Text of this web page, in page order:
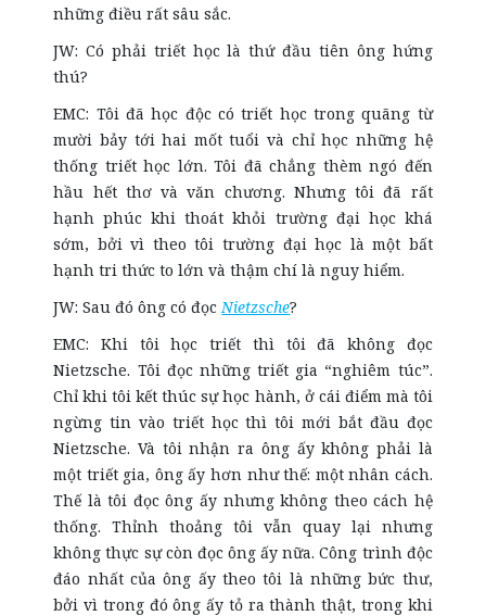
những điều rất sâu sắc.
JW: Có phải triết học là thứ đầu tiên ông hứng
thú?
EMC: Tôi đã học độc có triết học trong quãng từ
mười bảy tới hai mốt tuổi và chỉ học những hệ
thống triết học lớn. Tôi đã chẳng thèm ngó đến
hầu hết thơ và văn chương. Nhưng tôi đã rất
hạnh phúc khi thoát khỏi trường đại học khá
sớm, bởi vì theo tôi trường đại học là một bất
hạnh tri thức to lớn và thậm chí là nguy hiểm.
JW: Sau đó ông có đọcNietzsche?
EMC: Khi tôi học triết thì tôi đã không đọc
Nietzsche. Tôi đọc những triết gia “nghiêm túc”.
Chỉ khi tôi kết thúc sự học hành, ở cái điểm mà tôi
ngừng tin vào triết học thì tôi mới bắt đầu đọc
Nietzsche. Và tôi nhận ra ông ấy không phải là
một triết gia, ông ấy hơn như thế: một nhân cách.
Thế là tôi đọc ông ấy nhưng không theo cách hệ
thống. Thỉnh thoảng tôi vẫn quay lại nhưng
không thực sự còn đọc ông ấy nữa. Công trình độc
đáo nhất của ông ấy theo tôi là những bức thư,
bởi vì trong đó ông ấy tỏ ra thành thật, trong khi